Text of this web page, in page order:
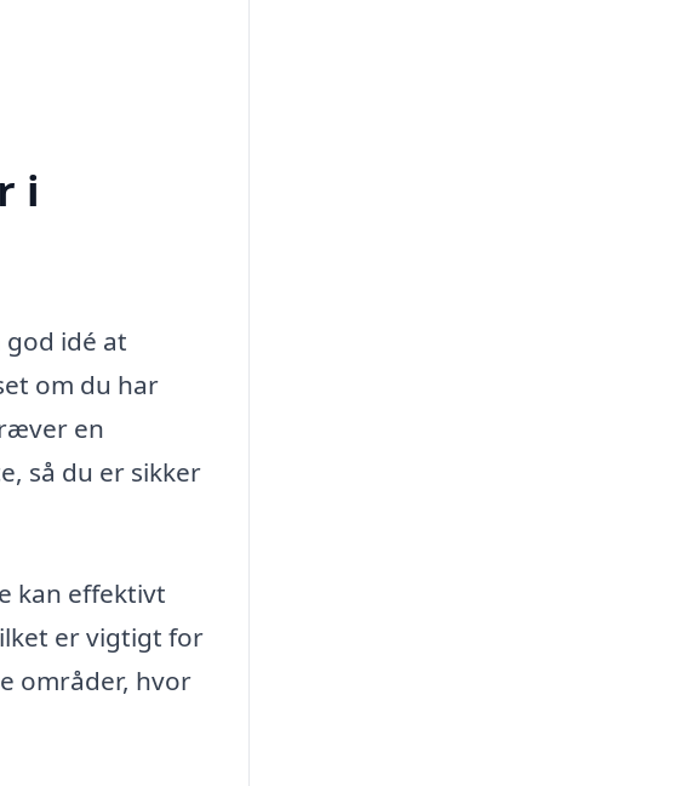
i
idé at
om du har
en
så du er sikker
kan effektivt
er vigtigt for
områder, hvor